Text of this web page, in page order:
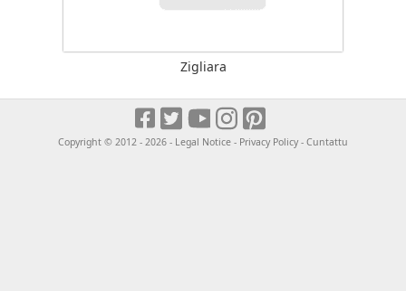
Zigliara
Copyright © 2012 - 2026 - Legal Notice - Privacy Policy- Cuntattu